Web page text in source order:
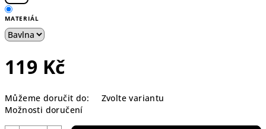
MATERIÁL
119 Kč
cena:
Můžeme doručit do:
Zvolte variantu
Možnosti doručení